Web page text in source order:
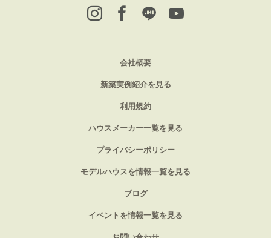
会社概要
新築実例紹介を見る
利用規約
ハウスメーカー一覧を見る
プライバシーポリシー
モデルハウスを情報一覧を見る
ブログ
イベントを情報一覧を見る